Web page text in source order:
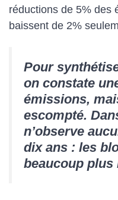
réductions de 5% des
baissent de 2%
Pour
on constate
émissions,
escompté.
n’observe
dix ans : les
beaucoup